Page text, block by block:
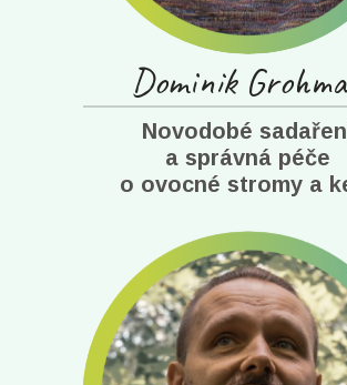
Dominik
Novodobé
a správná péče
o ovocné stromy a